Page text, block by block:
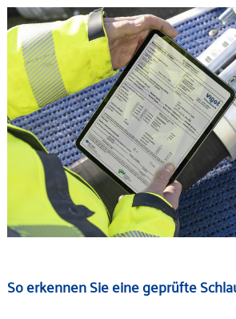
So erkennen Sie eine geprüfte